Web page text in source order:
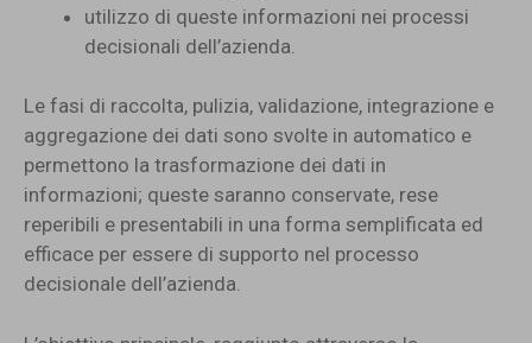
utilizzo di queste informazioni nei processi
decisionali dell’azienda.
Le fasi di raccolta, pulizia, validazione, integrazione e
aggregazione dei dati sono svolte in automatico e
permettono la trasformazione dei dati in
informazioni; queste saranno conservate, rese
reperibili e presentabili in una forma semplificata ed
efficace per essere di supporto nel processo
decisionale dell’azienda.